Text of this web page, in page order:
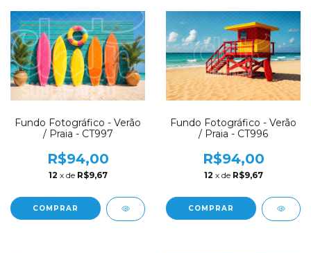
Fundo Fotográfico - Verão
/ Praia - CT997
R$94,00
12 x de R$9,67
COMPRAR
Fundo Fotográfico - Verão
/ Praia - CT996
R$94,00
12 x de R$9,67
COMPRAR